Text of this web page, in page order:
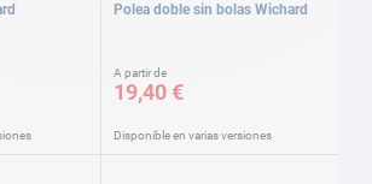
Polea doble sin bolas Wichard
A partir de
19,40 €
Disponible en varias versiones